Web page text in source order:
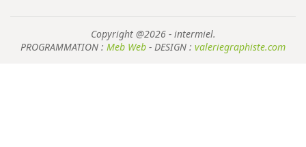
Copyright @2026 - intermiel.
PROGRAMMATION : Meb Web - DESIGN : valeriegraphiste.com